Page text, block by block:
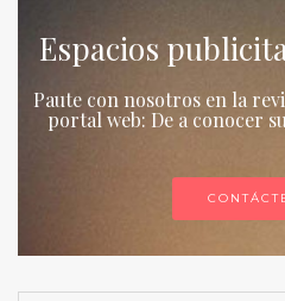
Espacios
Paute con nosotros en la
portal web: De a conocer